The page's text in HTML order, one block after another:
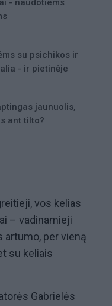
- naudotiems
su psichikos ir
- ir pietinėje
jaunuolis,
ant tilto?
vos kelias
– vadinamieji
artumo, per vieną
su keliais
Gabrielės